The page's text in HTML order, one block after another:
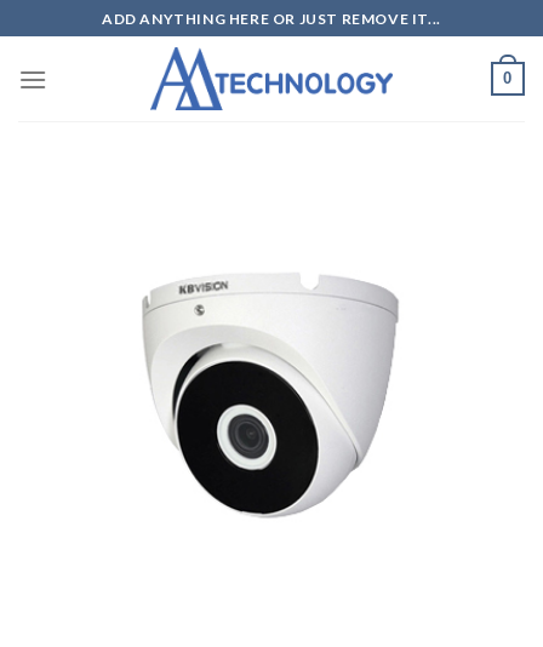
to
content
ADD ANYTHING HERE OR JUST REMOVE IT...
0